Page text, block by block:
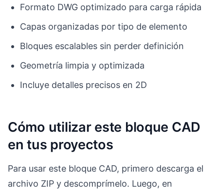
Formato DWG optimizado para carga rápida
Capas organizadas por tipo de elemento
Bloques escalables sin perder definición
Geometría limpia y optimizada
Incluye detalles precisos en 2D
Cómo utilizar este bloque CAD
en tus proyectos
Para usar este bloque CAD, primero descarga el
archivo ZIP y descomprímelo. Luego, en